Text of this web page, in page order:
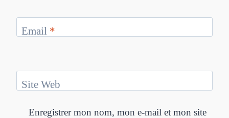
Email *
Site Web
Enregistrer mon nom, mon e-mail et mon site